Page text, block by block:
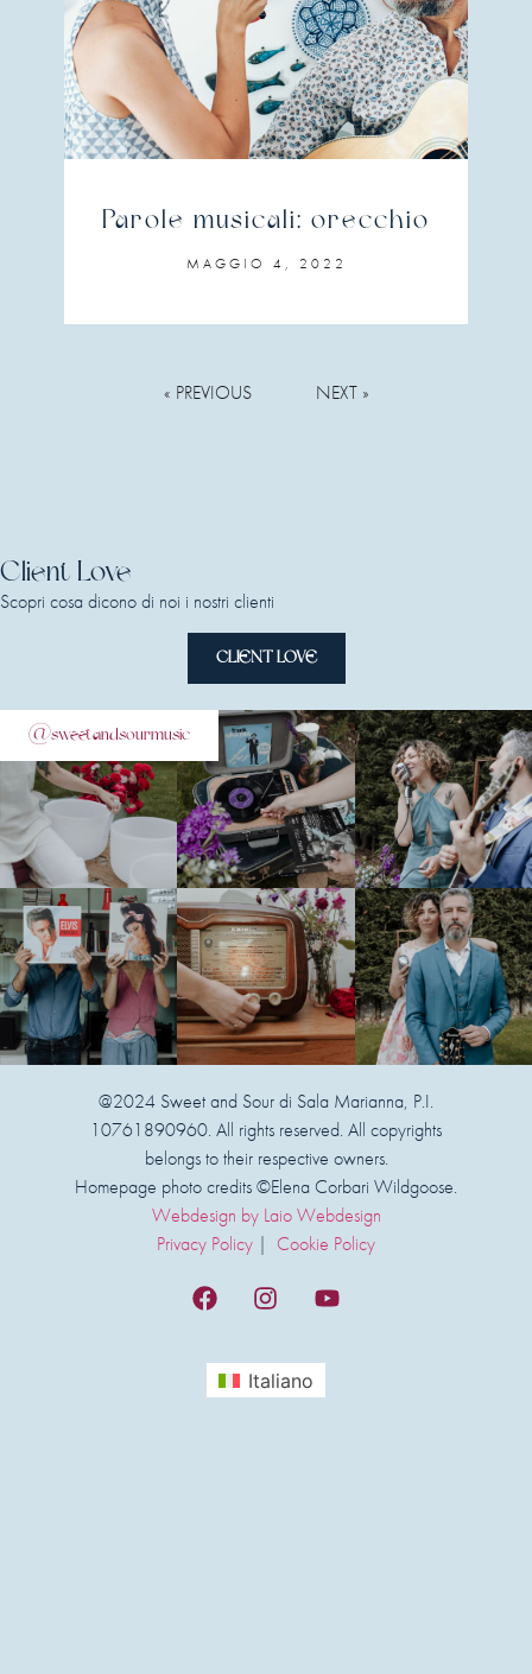
Parole musicali: orecchio
MAGGIO 4, 2022
« PREVIOUS NEXT »
Client Love
Scopri cosa dicono di noi i nostri clienti
CLIENT LOVE
@sweetandsourmusic
@2024 Sweet and Sour di Sala Marianna, P.I.
10761890960. All rights reserved. All copyrights
belongs to their respective owners.
Homepage photo credits ©Elena Corbari Wildgoose.
Webdesign by Laio Webdesign
Privacy Policy | Cookie Policy
Italiano